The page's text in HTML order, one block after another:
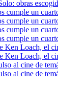
obras
cumple un
cumple un
cumple un
cumple un
Ken Loach, el
Ken Loach, el
al cine de
al cine de